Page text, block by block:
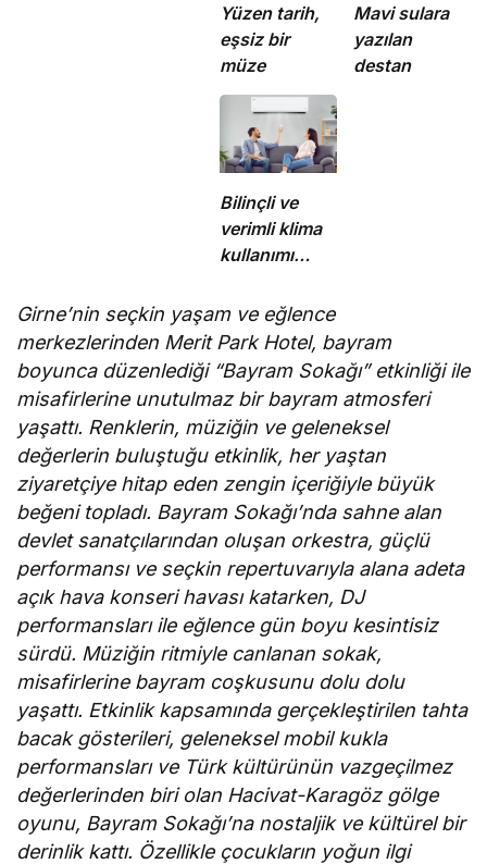
Yüzen tarih,
eşsiz bir
müze
Mavi sulara
yazılan
destan
Bilinçli ve
verimli klima
kullanımı
tüketimini
azaltıyor
Girne’nin seçkin yaşam ve eğlence
merkezlerinden Merit Park Hotel, bayram
boyunca düzenlediği “Bayram Sokağı” etkinliği ile
misafirlerine unutulmaz bir bayram atmosferi
yaşattı. Renklerin, müziğin ve geleneksel
değerlerin buluştuğu etkinlik, her yaştan
ziyaretçiye hitap eden zengin içeriğiyle büyük
beğeni topladı. Bayram Sokağı’nda sahne alan
devlet sanatçılarından oluşan orkestra, güçlü
performansı ve seçkin repertuvarıyla alana adeta
açık hava konseri havası katarken, DJ
performansları ile eğlence gün boyu kesintisiz
sürdü. Müziğin ritmiyle canlanan sokak,
misafirlerine bayram coşkusunu dolu dolu
yaşattı. Etkinlik kapsamında gerçekleştirilen tahta
bacak gösterileri, geleneksel mobil kukla
performansları ve Türk kültürünün vazgeçilmez
değerlerinden biri olan Hacivat-Karagöz gölge
oyunu, Bayram Sokağı’na nostaljik ve kültürel bir
derinlik kattı. Özellikle çocukların yoğun ilgi